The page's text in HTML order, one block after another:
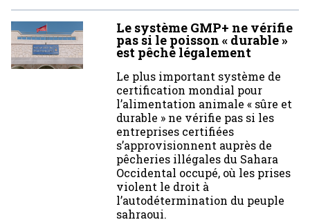
Le système GMP+ ne vérifie
pas si le poisson « durable »
est pêché légalement
Le plus important système de
certification mondial pour
l’alimentation animale « sûre et
durable » ne vérifie pas si les
entreprises certifiées
s’approvisionnent auprès de
pêcheries illégales du Sahara
Occidental occupé, où les prises
violent le droit à
l’autodétermination du peuple
sahraoui.